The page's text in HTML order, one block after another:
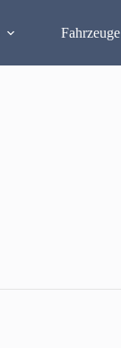
Fahrzeuge